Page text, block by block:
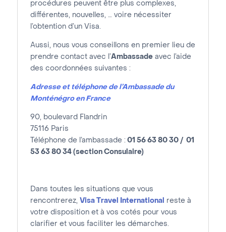
procédures peuvent être plus complexes,
différentes, nouvelles, … voire nécessiter
l’obtention d’un Visa.
Aussi, nous vous conseillons en premier lieu de
prendre contact avec l’Ambassade avec l’aide
des coordonnées suivantes :
Adresse et téléphone de l’Ambassade du
Monténégro en France
90, boulevard Flandrin
75116 Paris
Téléphone de l’ambassade : 01 56 63 80 30 / 01
53 63 80 34 (section Consulaire)
Dans toutes les situations que vous
rencontrerez, Visa Travel International
reste à
votre disposition et à vos cotés pour vous
clarifier et vous faciliter les démarches.